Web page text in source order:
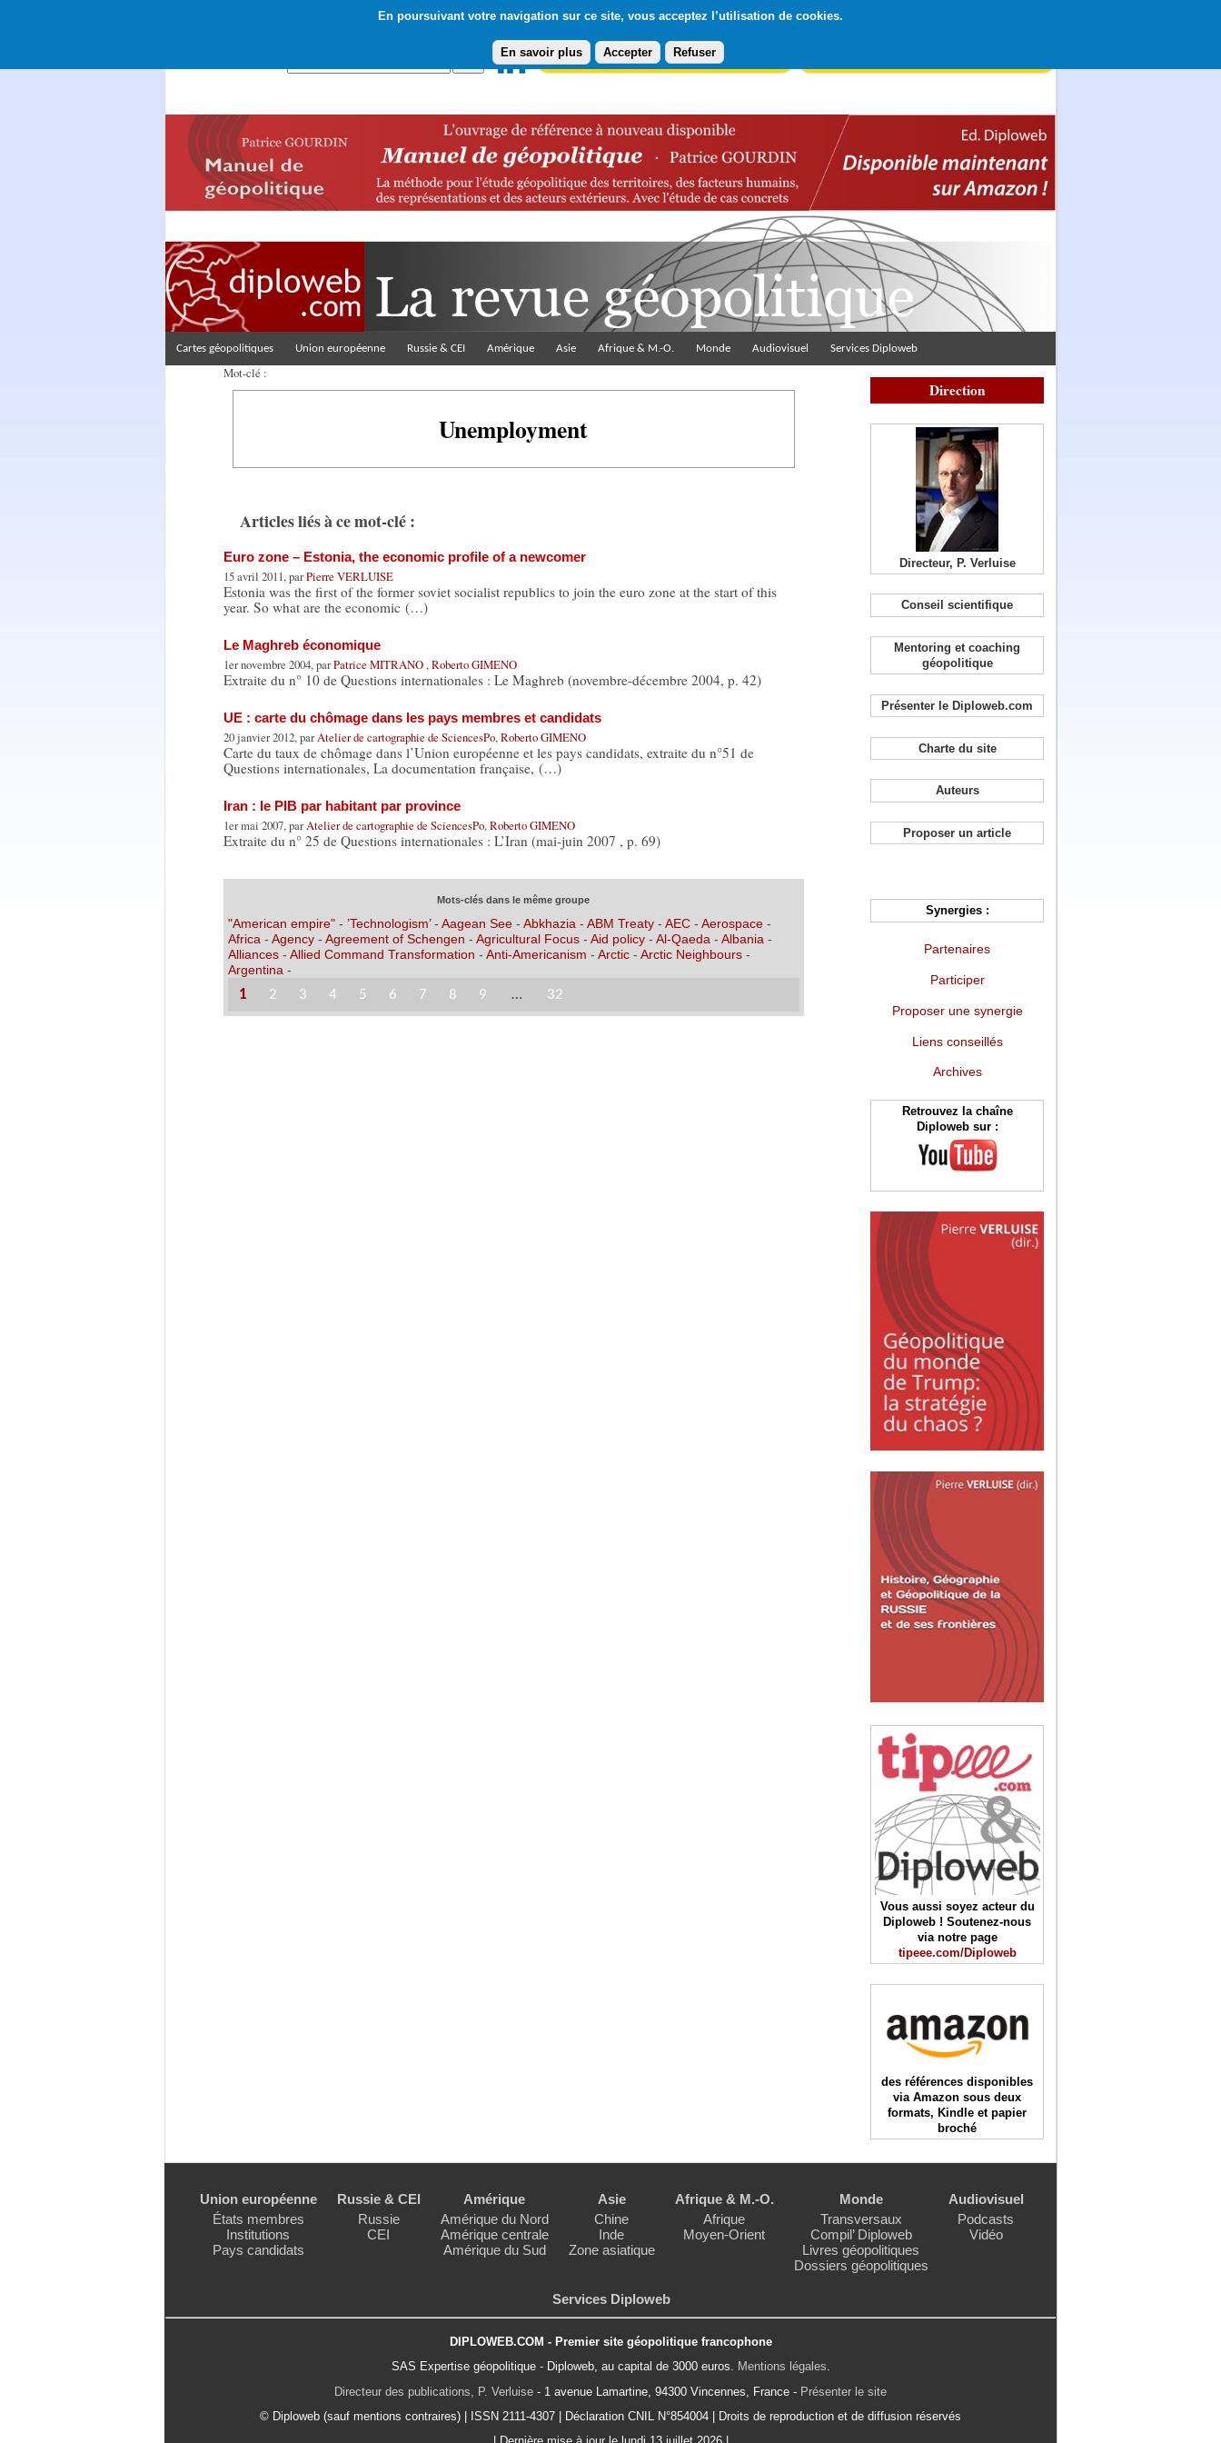
En poursuivant votre navigation sur ce site, vous acceptez l’utilisation de cookies.
En savoir plus Accepter Refuser
Abonnement gratuit à la Lettre du Diploweb
Cartes géopolitiques Union européenne Russie & CEI Amérique Asie Afrique & M.-O. Monde Audiovisuel Services Diploweb
Mot-clé :
Unemployment
Articles liés à ce mot-clé :
Euro zone – Estonia, the economic profile of a newcomer
15 avril 2011, parPierre VERLUISE
Estonia was the first of the former soviet socialist republics to join the euro zone at the start of this
year. So what are the economic (…)
Le Maghreb économique
1er novembre 2004, parPatrice MITRANO,Roberto GIMENO
Extraite du n° 10 de Questions internationales : Le Maghreb (novembre-décembre 2004, p. 42)
UE : carte du chômage dans les pays membres et candidats
20 janvier 2012, parAtelier de cartographie de SciencesPo,Roberto GIMENO
Carte du taux de chômage dans l’Union européenne et les pays candidats, extraite du n°51 de
Questions internationales, La documentation française, (…)
Iran : le PIB par habitant par province
1er mai 2007, parAtelier de cartographie de SciencesPo,Roberto GIMENO
Extraite du n° 25 de Questions internationales : L’Iran (mai-juin 2007 , p. 69)
Mots-clés dans le même groupe
"American empire"- ’Technologism’- Aagean See- Abkhazia - ABM Treaty- AEC- Aerospace-
Africa - Agency- Agreement of Schengen - Agricultural Focus - Aid policy- Al-Qaeda - Albania -
Alliances- Allied Command Transformation - Anti-Americanism - Arctic- Arctic Neighbours-
Argentina -
1 2 3 4 5 6 7 8 9 … 32
Direction
Directeur, P. Verluise
Conseil scientifique
Mentoring et coaching
géopolitique
Présenter le Diploweb.com
Charte du site
Auteurs
Proposer un article
Synergies :
Partenaires
Participer
Proposer une synergie
Liens conseillés
Archives
Retrouvez la chaîne
Diploweb sur :
Vous aussi soyez acteur du
Diploweb ! Soutenez-nous
via notre page
tipeee.com/Diploweb
des références disponibles
via Amazon sous deux
formats, Kindle et papier
broché
Union européenne
États membres
Institutions
Pays candidats
Russie & CEI
Russie
CEI
Amérique
Amérique du Nord
Amérique centrale
Amérique du Sud
Asie
Chine
Inde
Zone asiatique
Afrique & M.-O.
Afrique
Moyen-Orient
Monde
Transversaux
Compil’ Diploweb
Livres géopolitiques
Dossiers géopolitiques
Audiovisuel
Podcasts
Vidéo
Services Diploweb
DIPLOWEB.COM - Premier site géopolitique francophone
SAS Expertise géopolitique - Diploweb, au capital de 3000 euros. Mentions légales.
Directeur des publications, P. Verluise - 1 avenue Lamartine, 94300 Vincennes, France - Présenter le site
© Diploweb (sauf mentions contraires) | ISSN 2111-4307 | Déclaration CNIL N°854004 | Droits de reproduction et de diffusion réservés